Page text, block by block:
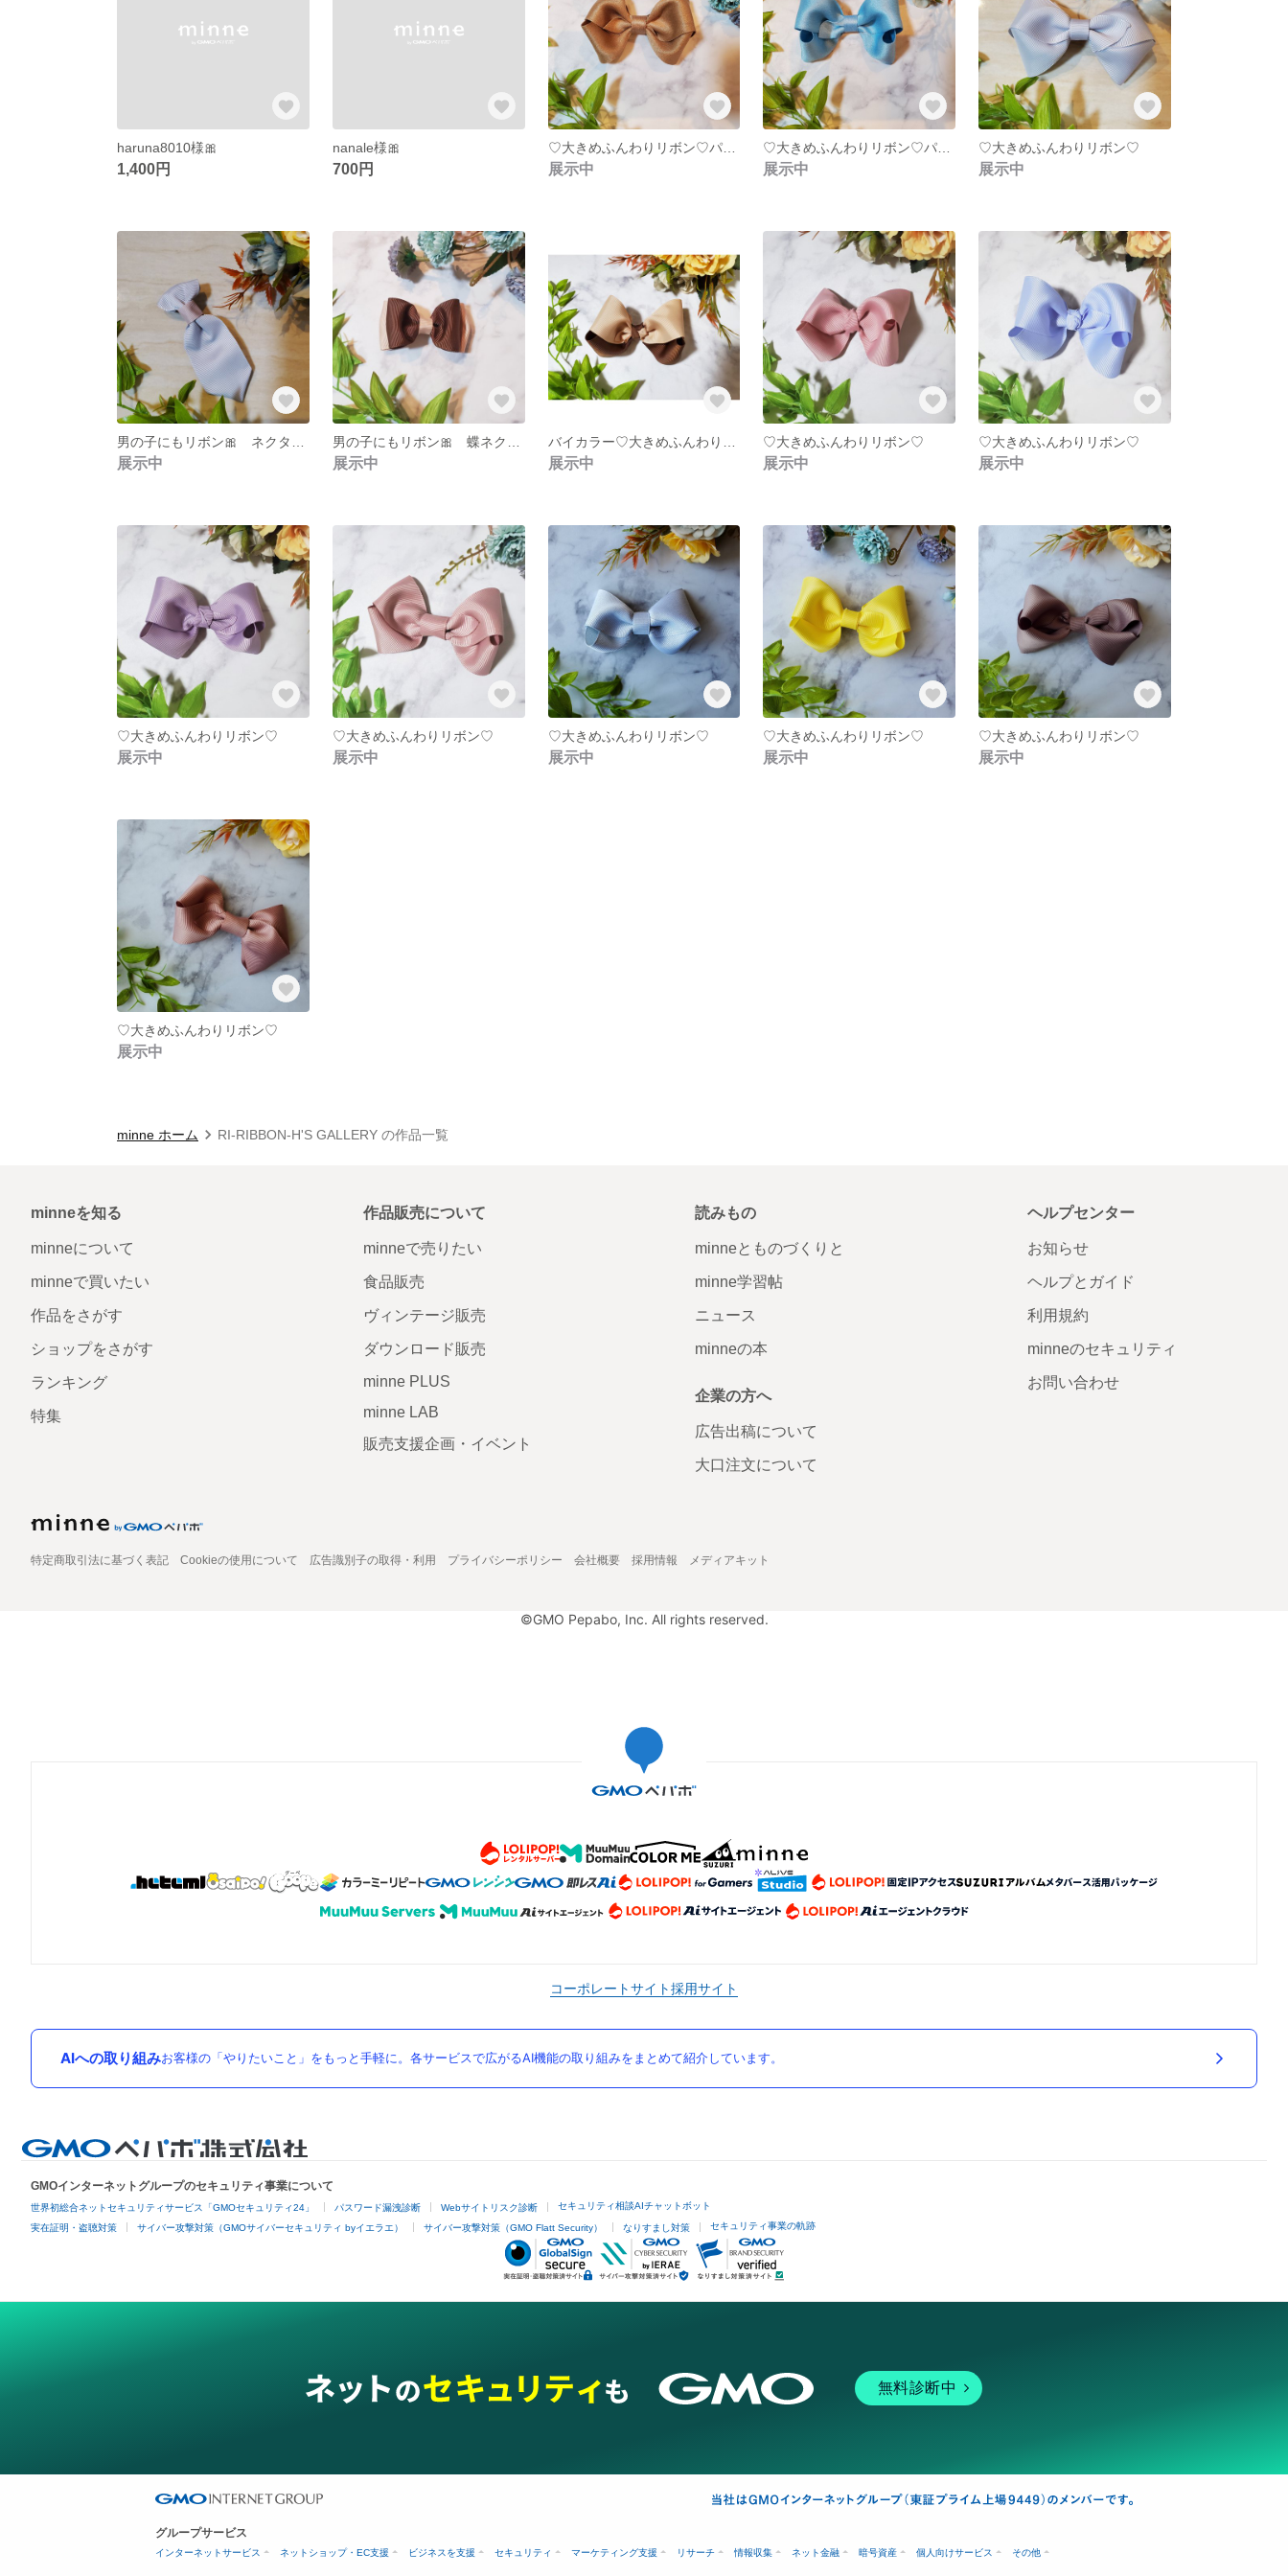
haruna8010様🎀
1,400円
nanale様🎀
700円
♡大きめふんわりリボン♡パールサテン
展示中 展示中
♡大きめふんわりリボン♡
展示中
展示中 展示中 展示中
♡大きめふんわりリボン♡
展示中
♡大きめふんわりリボン♡
展示中
♡大きめふんわりリボン♡
展示中
♡大きめふんわりリボン♡
展示中
♡大きめふんわりリボン♡
展示中
♡大きめふんわりリボン♡
展示中
♡大きめふんわりリボン♡
展示中
♡大きめふんわりリボン♡
展示中
minne ホーム RI-RIBBON-H'S GALLERY の作品一覧
minneを知る
minneについて
minneで買いたい
作品をさがす
ショップをさがす
ランキング
特集
作品販売について
minneで売りたい
食品販売
ヴィンテージ販売
ダウンロード販売
minne PLUS
minne LAB
販売支援企画・イベント
読みもの
minneとものづくりと
minne学習帖
ニュース
minneの本
企業の方へ
広告出稿について
大口注文について
ヘルプセンター
お知らせ
ヘルプとガイド
利用規約
minneのセキュリティ
お問い合わせ
特定商取引法に基づく表記 Cookieの使用について 広告識別子の取得・利用 プライバシーポリシー 会社概要 採用情報 メディアキット
©GMO Pepabo, Inc. All rights reserved.
コーポレートサイト採用サイト
AIへの取り組みお客様の「やりたいこと」をもっと手軽に。各サービスで広がるAI機能の取り組みをまとめて紹介しています。
GMOインターネットグループのセキュリティ事業について
世界初総合ネットセキュリティサービス「GMOセキュリティ24」 パスワード漏洩診断 Webサイトリスク診断 セキュリティ相談AIチャットボット
実在証明・盗聴対策 サイバー攻撃対策（GMOサイバーセキュリティ byイエラエ） サイバー攻撃対策（GMO Flatt Security） なりすまし対策 セキュリティ事業の軌跡
無料診断中
グループサービス
インターネットサービス ネットショップ・EC支援 ビジネスを支援 セキュリティ マーケティング支援 リサーチ 情報収集 ネット金融 暗号資産 個人向けサービス その他